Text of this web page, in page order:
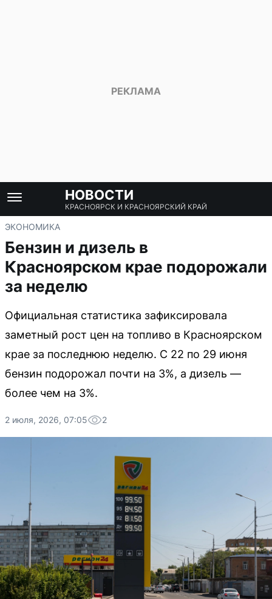
НОВОСТИ
КРАСНОЯРСК И КРАСНОЯРСКИЙ КРАЙ
ЭКОНОМИКА
Бензин и дизель в
Красноярском крае подорожали
за неделю
Официальная статистика зафиксировала
заметный рост цен на топливо в Красноярском
крае за последнюю неделю. С 22 по 29 июня
бензин подорожал почти на 3%, а дизель —
более чем на 3%.
2 июля, 2026, 07:05 2